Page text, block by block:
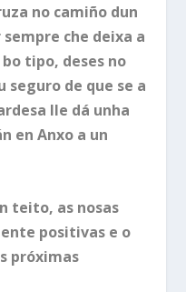
no camiño dun
che deixa a
tipo, deses no
seguro de que se a
lle dá unha
en Anxo a un
teito, as nosas
positivas e o
próximas